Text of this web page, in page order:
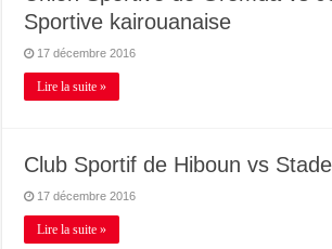
Sportive kairouanaise
17 décembre 2016
Lire la suite »
Club Sportif de Hiboun vs
17 décembre 2016
Lire la suite »